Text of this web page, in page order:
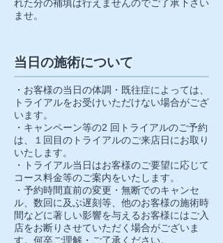
れた分の補填は行えませんのでご了承下さい
ませ。
当日の施術について
・お客様の当日の体調・既往症によっては、
トライアルをお受けいただけない場合がござ
います。
・キャンペーン等の2 回トライアルのご予約
は、１回目のトライアルのご来店日にお取り
いたします。
・トライアル当日はお客様のご要望に応じて
コース料金等のご案内をいたします。
・予約時間直前の変更・無断でのキャンセ
ル、数回に及ぶ遅刻等、他のお客様の施術時
間などに著しい影響を与えるお客様にはご入
店をお断りさせていただく場合がございま
す。何卒ご理解・ご了承ください。